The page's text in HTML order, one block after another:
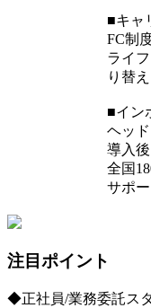
■キャ
FC制
ライ
り替
■イン
ヘッ
導入
全国
サポ
注目ポイント
◆正社員/業務委託ス